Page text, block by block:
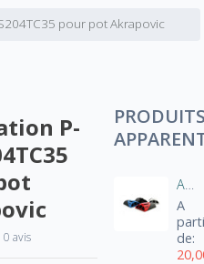
pour pot Akrapovic
P-
0 avis
Aération manche blouson moto
A
de: